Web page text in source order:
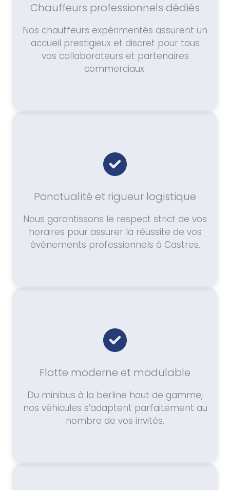
Chauffeurs professionnels dédiés
Nos chauffeurs expérimentés assurent un
accueil prestigieux et discret pour tous
vos collaborateurs et partenaires
commerciaux.
Ponctualité et rigueur logistique
Nous garantissons le respect strict de vos
horaires pour assurer la réussite de vos
événements professionnels à Castres.
Flotte moderne et modulable
Du minibus à la berline haut de gamme,
nos véhicules s’adaptent parfaitement au
nombre de vos invités.